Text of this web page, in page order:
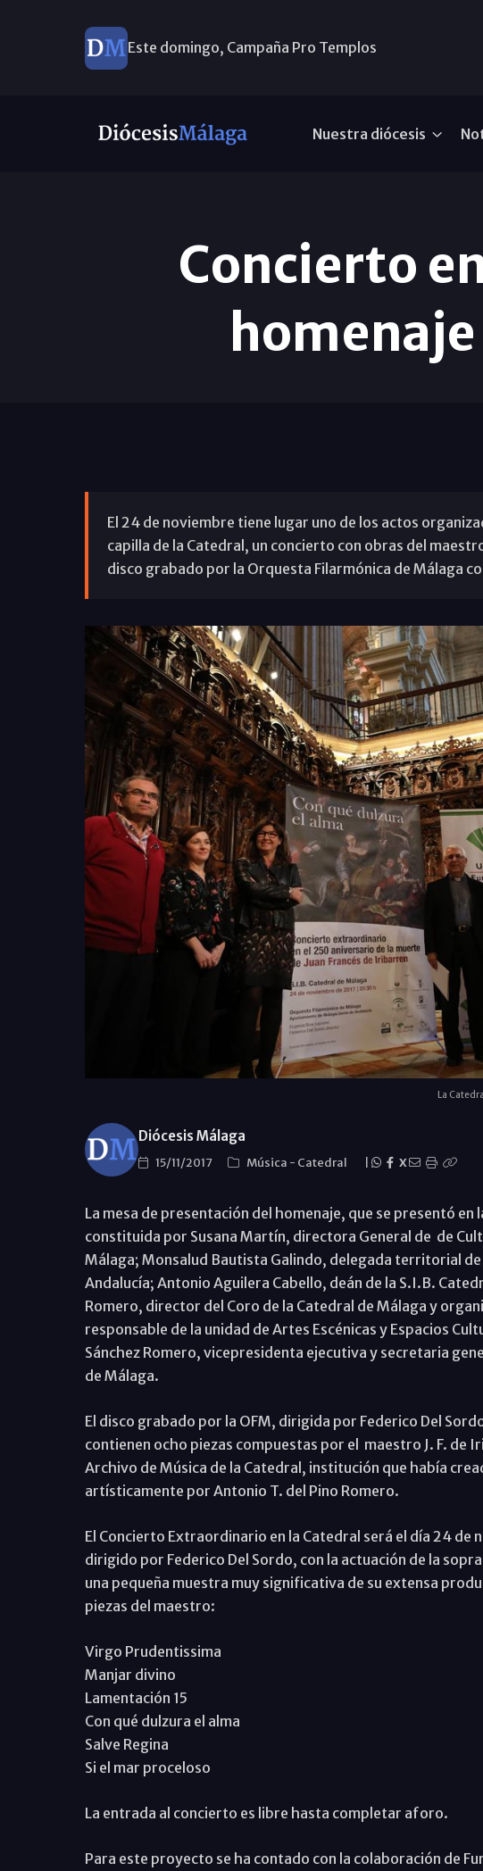
Este domingo, Campaña Pro Templos
Nuestra diócesis
Concierto
El 24 de noviembre tiene lugar uno de los actos
capilla de la Catedral, un concierto con obras del
disco grabado por la Orquesta Filarmónica de Málaga
La
Diócesis Málaga
15/11/2017 Música - Catedral X
La mesa de presentación del homenaje, que se presentó en
constituida por Susana Martín, directora General de de
Málaga; Monsalud Bautista Galindo, delegada territorial
Andalucía; Antonio Aguilera Cabello, deán de la S.I.B.
Romero, director del Coro de la Catedral de Málaga y
responsable de la unidad de Artes Escénicas y Espacios
Sánchez Romero, vicepresidenta ejecutiva y secretaria
de Málaga.
El disco grabado por la OFM, dirigida por Federico Del
contienen ocho piezas compuestas por el maestro J. F. de
Archivo de Música de la Catedral, institución que había
artísticamente por Antonio T. del Pino Romero.
El Concierto Extraordinario en la Catedral será el día 24 de
dirigido por Federico Del Sordo, con la actuación de la
una pequeña muestra muy significativa de su extensa
piezas del maestro:
Virgo Prudentissima
Manjar divino
Lamentación 15
Con qué dulzura el alma
Salve Regina
Si el mar proceloso
La entrada al concierto es libre hasta completar aforo.
Para este proyecto se ha contado con la colaboración de